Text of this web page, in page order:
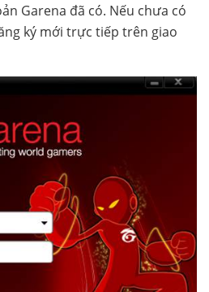
Garena đã có. Nếu chưa có
ký mới trực tiếp trên giao